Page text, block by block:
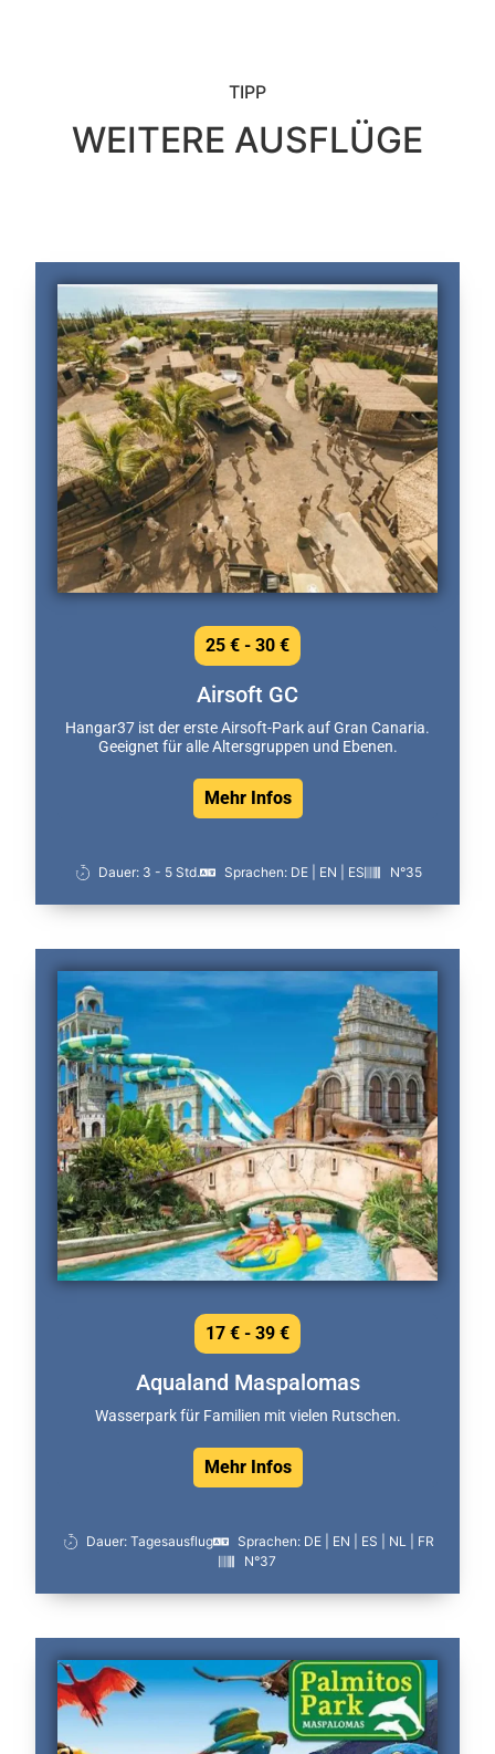
TIPP
WEITERE AUSFLÜGE
Airsoft GC
Hangar37 ist der erste Airsoft-Park auf Gran Canaria.
Geeignet für alle Altersgruppen und Ebenen.
Mehr Infos
25 € - 30 €
Dauer: 3 - 5 Std. Sprachen: DE | EN | ES N°35
Aqualand Maspalomas
Wasserpark für Familien mit vielen Rutschen.
Mehr Infos
17 € - 39 €
Dauer: Tagesausflug
Sprachen: DE | EN | ES | NL | FR
N°37